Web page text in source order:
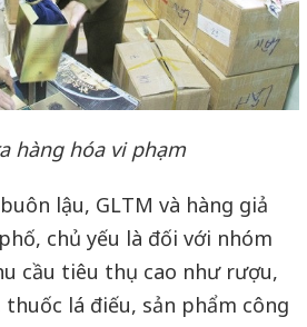
hàng hóa vi phạm
lậu, GLTM và hàng giả
chủ yếu là đối với nhóm
cầu tiêu thụ cao như rượu,
lá điếu, sản phẩm công